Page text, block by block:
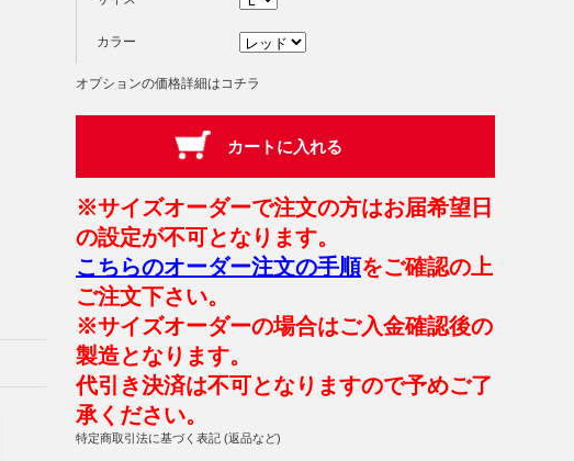
カラー
オプションの価格詳細はコチラ
※サイズオーダーで注文の方はお届希望日
の設定が不可となります。
こちらのオーダー注文の手順をご確認の上
ご注文下さい。
※サイズオーダーの場合はご入金確認後の
製造となります。
代引き決済は不可となりますので予めご了
承ください。
特定商取引法に基づく表記 (返品など)